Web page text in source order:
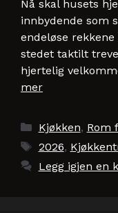
Nå skal husets
innbydende som
endeløse
stedet taktilt
hjertelig
mer
Kategorier
Kjøkken, Rom
Stikkord
2026,
Legg igjen en